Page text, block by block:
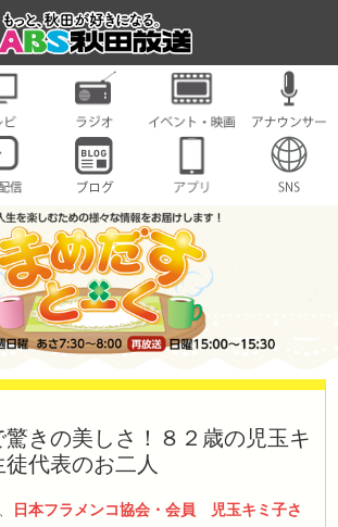
驚きの美しさ！８２歳の児玉キ
徒代表のお二人
日本フラメンコ協会・会員 児玉キミ子さ